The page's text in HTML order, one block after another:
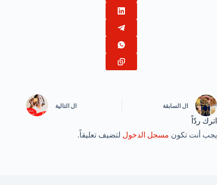
ال السابقة ال التالية
اترك ردّاً
يجب أنت تكون مسجل الدخول لتضيف تعليقاً.